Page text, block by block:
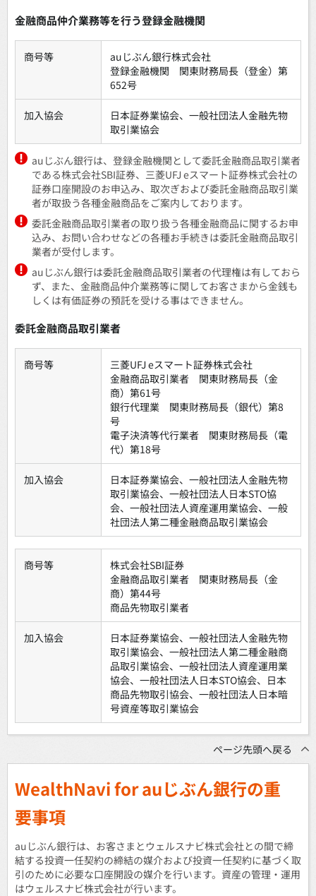
金融商品仲介業務等を行う登録金融機関
商号等
auじぶん銀行株式会社
登録金融機関 関東財務局長（登金）第
652号
加入協会
日本証券業協会、一般社団法人金融先物
取引業協会
auじぶん銀行は、登録金融機関として委託金融商品取引業者
である株式会社SBI証券、三菱UFJ eスマート証券株式会社の
証券口座開設のお申込み、取次ぎおよび委託金融商品取引業
者が取扱う各種金融商品をご案内しております。
委託金融商品取引業者の取り扱う各種金融商品に関するお申
込み、お問い合わせなどの各種お手続きは委託金融商品取引
業者が受付します。
auじぶん銀行は委託金融商品取引業者の代理権は有しておら
ず、また、金融商品仲介業務等に関してお客さまから金銭も
しくは有価証券の預託を受ける事はできません。
委託金融商品取引業者
商号等
三菱UFJ eスマート証券株式会社
金融商品取引業者 関東財務局長（金
商）第61号
銀行代理業 関東財務局長（銀代）第8
号
電子決済等代行業者 関東財務局長（電
代）第18号
加入協会
日本証券業協会、一般社団法人金融先物
取引業協会、一般社団法人日本STO協
会、一般社団法人資産運用業協会、一般
社団法人第二種金融商品取引業協会
商号等
株式会社SBI証券
金融商品取引業者 関東財務局長（金
商）第44号
商品先物取引業者
加入協会
日本証券業協会、一般社団法人金融先物
取引業協会、一般社団法人第二種金融商
品取引業協会、一般社団法人資産運用業
協会、一般社団法人日本STO協会、日本
商品先物取引協会、一般社団法人日本暗
号資産等取引業協会
ページ先頭へ戻る
WealthNavi for auじぶん銀行の重
要事項
auじぶん銀行は、お客さまとウェルスナビ株式会社との間で締
結する投資一任契約の締結の媒介および投資一任契約に基づく取
引のために必要な口座開設の媒介を行います。資産の管理・運用
はウェルスナビ株式会社が行います。